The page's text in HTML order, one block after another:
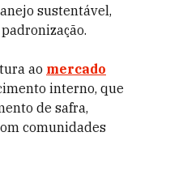
sustentável,
ao mercado
interno, que
de safra,
comunidades